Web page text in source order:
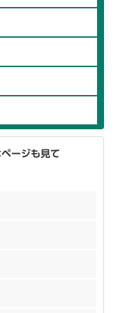
ージも見て